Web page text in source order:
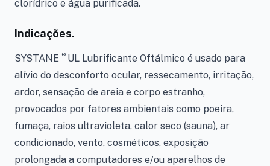
clorídrico e água purificada.
Indicações.
SYSTANE ® UL Lubrificante Oftálmico é usado para
alívio do desconforto ocular, ressecamento, irritação,
ardor, sensação de areia e corpo estranho,
provocados por fatores ambientais como poeira,
fumaça, raios ultravioleta, calor seco (sauna), ar
condicionado, vento, cosméticos, exposição
prolongada a computadores e/ou aparelhos de